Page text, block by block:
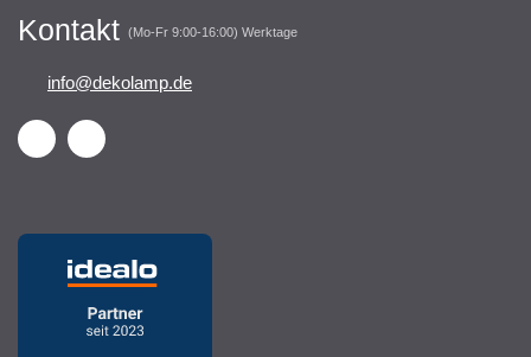
Kontakt (Mo-Fr 9:00-16:00) Werktage
info@dekolamp.de